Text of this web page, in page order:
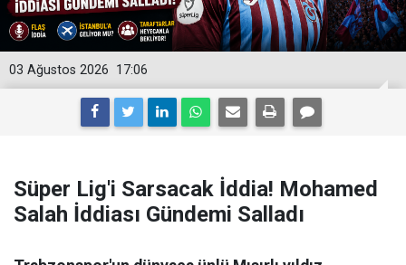
17:06
03 Ağustos 2026
Süper Lig'i Sarsacak İddia! Mohamed
Salah İddiası Gündemi Salladı